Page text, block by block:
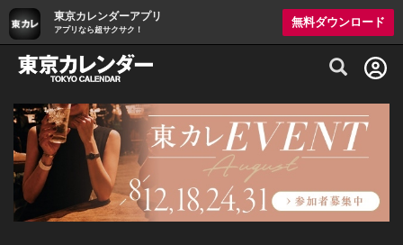
東京カレンダーアプリ
アプリなら超サクサク！
無料ダウンロード
グルメ情報・プレミアムレストラン予約